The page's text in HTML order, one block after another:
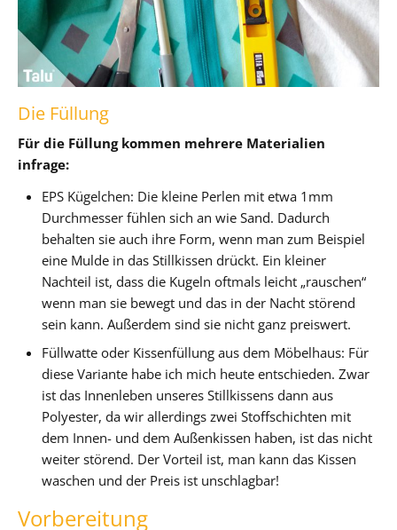
Die Füllung
Für die Füllung kommen mehrere Materialien
infrage:
EPS Kügelchen: Die kleine Perlen mit etwa 1mm
Durchmesser fühlen sich an wie Sand. Dadurch
behalten sie auch ihre Form, wenn man zum Beispiel
eine Mulde in das Stillkissen drückt. Ein kleiner
Nachteil ist, dass die Kugeln oftmals leicht „rauschen“
wenn man sie bewegt und das in der Nacht störend
sein kann. Außerdem sind sie nicht ganz preiswert.
Füllwatte oder Kissenfüllung aus dem Möbelhaus: Für
diese Variante habe ich mich heute entschieden. Zwar
ist das Innenleben unseres Stillkissens dann aus
Polyester, da wir allerdings zwei Stoffschichten mit
dem Innen- und dem Außenkissen haben, ist das nicht
weiter störend. Der Vorteil ist, man kann das Kissen
waschen und der Preis ist unschlagbar!
Vorbereitung